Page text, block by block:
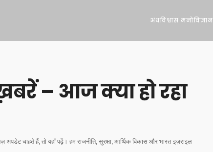
अंधविश्वास मनोविज्ञान
– आज क्या हो रहा
चाहते हैं, तो यहाँ पढ़ें। हम राजनीति, सुरक्षा, आर्थिक विकास और भारत‑इज़राइल